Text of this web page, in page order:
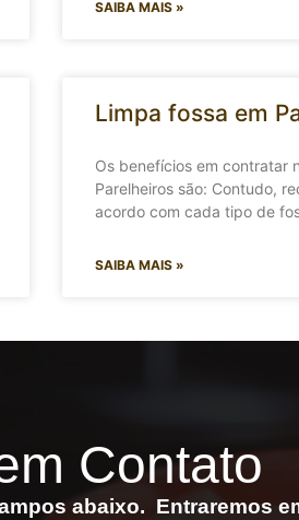
SAIBA MAIS »
Limpa fossa em
Os benefícios em contratar
Parelheiros são: Contudo,
acordo com cada tipo de
SAIBA MAIS »
Contato
abaixo. Entraremos